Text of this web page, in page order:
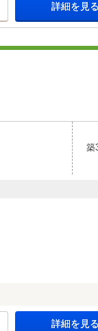
詳細を見る
築
詳細を見る